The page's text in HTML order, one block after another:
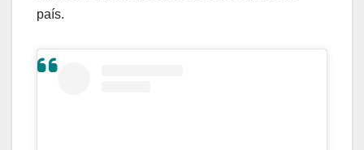
país.